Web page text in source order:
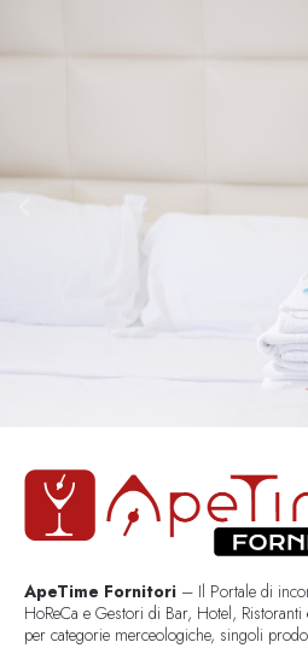
ApeTime Fornitori – Il Portale di
HoReCa e Gestori di Bar, Hotel,
per categorie merceologiche, singoli